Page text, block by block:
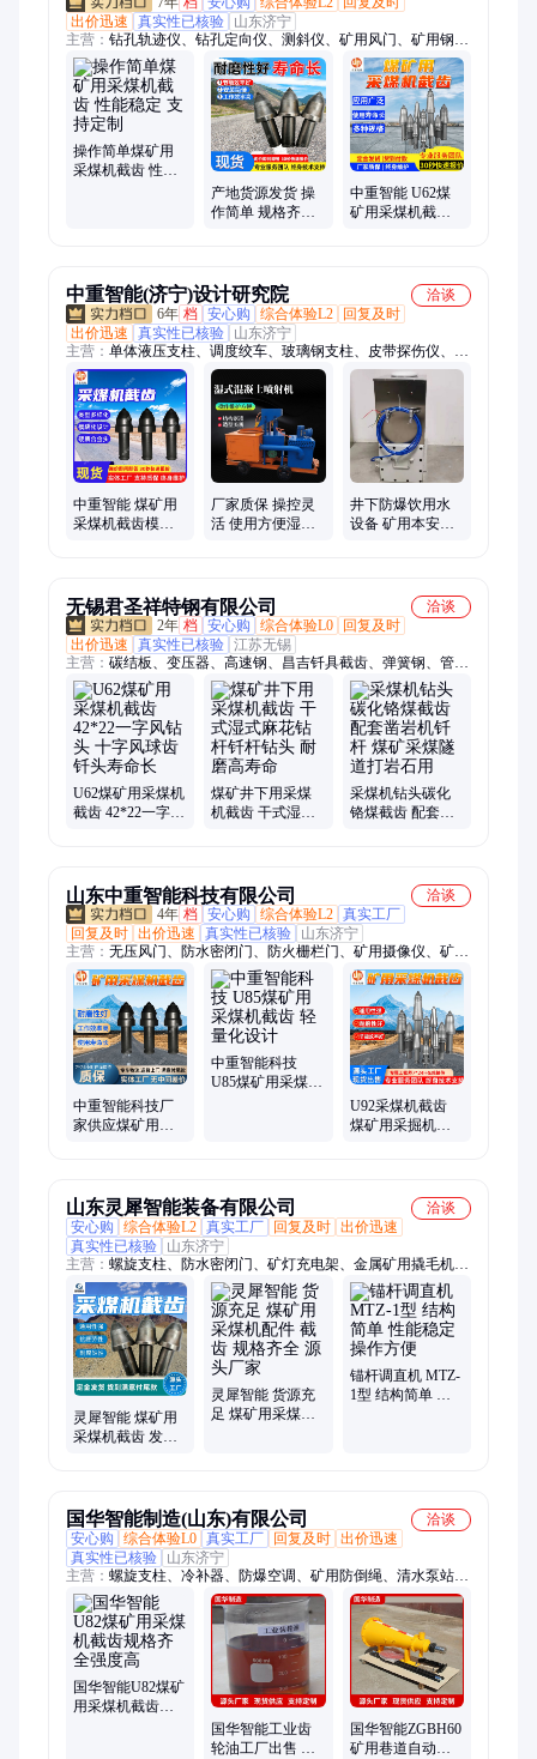
出价迅速
真实性已核验
山东济宁
主营： 钻孔轨迹仪、钻孔定向仪、测斜仪、矿用风门、矿用钢丝
绳探伤仪、矿用掘进机、矿用采煤机、矿用装载机、刮板机、输
送机、给煤机、绞车、矿车、混凝土搅拌机、混凝土输送泵、喷
浆机、履带钻机、潜孔钻机、单体液压支柱、防爆风机、钻孔成
像仪、铁路钢轨、变压器、螺旋支柱
操作简单煤矿用
采煤机截齿 性能
产地货源发货 操
作简单 规格齐全
中重智能 U62煤
矿用采煤机截齿
中重智能(济宁)设计研究院
洽谈
6年 档 安心购 综合体验L2
回复及时
出价迅速
真实性已核验
山东济宁
主营： 单体液压支柱、调度绞车、玻璃钢支柱、皮带探伤仪、防
爆饮水机、无压风门、扒渣机、耙斗装岩机、锚杆调直机、皮带
硫化机、振动放矿机、气动清淤排污泵、慢速绞车、自动隔爆装
置、栏木机、侧卸式矿车、运输绞车、双速绞车、逆止器、断带
抓捕器、洗靴机、支架灯、气动绞车
中重智能 煤矿用
采煤机截齿模块
厂家质保 操控灵
活 使用方便湿式
井下防爆饮用水
设备 矿用本安型
无锡君圣祥特钢有限公司
洽谈
2年 档 安心购 综合体验L0
回复及时
出价迅速
真实性已核验 江苏无锡
主营： 碳结板、变压器、高速钢、昌吉钎具截齿、弹簧钢、管棚
管、锚杆机、复合板、低温钢、钢花管、无磁板、耐候板、滑钢
板、合金钢、容器板、潜孔钻、合金头、无缝管、六角钢、球齿
钻、超宽板、耐磨板、厚壁管、花纹板、冷库管、齿轮钢
U62煤矿用采煤机
截齿 42*22一字风
煤矿井下用采煤
机截齿 干式湿式
采煤机钻头碳化
铬煤截齿 配套凿
山东中重智能科技有限公司
洽谈
4年 档 安心购 综合体验L2 真实工厂
回复及时 出价迅速 真实性已核验
山东济宁
主营： 无压风门、防水密闭门、防火栅栏门、矿用摄像仪、矿用
平板车、瓦斯稀释器、洗靴机、孔板流量计、防回火装置、瞬变
电磁仪、井下电视、振动放矿机、音视频记录仪、固定式矿车、
翻斗式矿车、气动绞车、调度绞车、启闭风门绞车
中重智能科技厂
家供应煤矿用采
中重智能科技
U85煤矿用采煤机
U92采煤机截齿
煤矿用采掘机械
山东灵犀智能装备有限公司
洽谈
安心购
综合体验L2 真实工厂 回复及时 出价迅速
真实性已核验
山东济宁
主营： 螺旋支柱、防水密闭门、矿灯充电架、金属矿用撬毛机、
反光防倒带、对旋支护装置、防爆气动葫芦、智能矿灯充电柜、
钻孔电视成像仪
灵犀智能 煤矿用
采煤机截齿 发货
灵犀智能 货源充
足 煤矿用采煤机
锚杆调直机 MTZ-
1型 结构简单 性
国华智能制造(山东)有限公司
洽谈
安心购
综合体验L0 真实工厂 回复及时 出价迅速
真实性已核验
山东济宁
主营： 螺旋支柱、冷补器、防爆空调、矿用防倒绳、清水泵站、
撬毛台车、支柱柱鞋、防爆手机、装载机、找水仪、液压取线
器、防爆变频器、锚杆调直机、扭矩放大器、气动隔膜泵、防爆
计算器、全液压传动、矿灯充电柜、电动卷扬机、电动试压泵、
自动放水器、电动水压泵、修复机
国华智能U82煤矿
用采煤机截齿规
国华智能工业齿
轮油工厂出售 货
国华智能ZGBH60
矿用巷道自动喷